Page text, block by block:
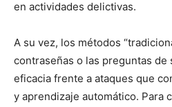
en actividades delictivas.
A su vez, los métodos
contraseñas o las preguntas
eficacia frente a ataques que
y aprendizaje automático. Para